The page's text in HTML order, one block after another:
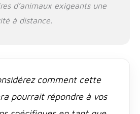
EN TEMPS RÉEL
ET VISION
avec les
membres de
votre famille et
d’animaux exigeants une
à distance.
comment cette
pourrait répondre à vos